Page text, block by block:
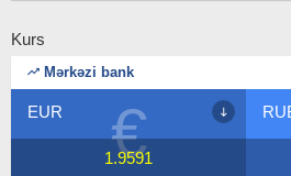
Kurs
Mərkəzi bank
₽
2.0816